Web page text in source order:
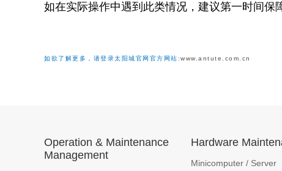
如在实际操作中遇到此类情况，建议第一时间
如欲了解更多，请登录太阳城官网官方网站:www.antute.com.cn
Operation & Maintenance
Management
Hardware
Minicomputer / Server